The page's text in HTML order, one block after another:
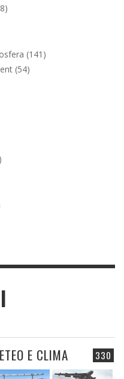
(141)
(54)
330
E CLIMA